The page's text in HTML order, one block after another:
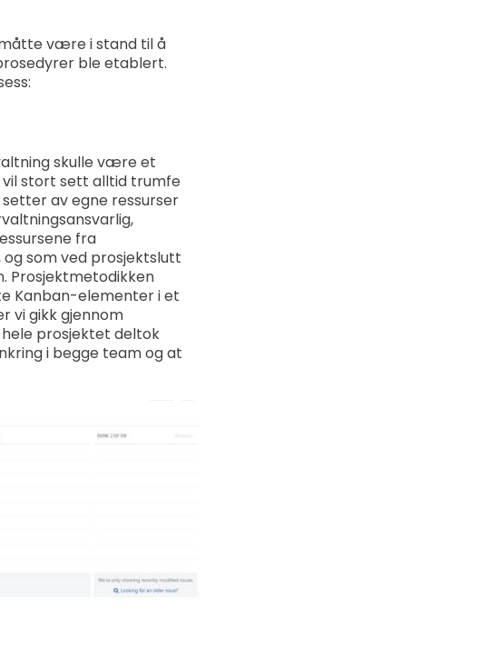
være i stand til å
ble etablert.
skulle være et
stort sett alltid trumfe
av egne ressurser
fra
som ved prosjektslutt
Prosjektmetodikken
Kanban-elementer i et
vi gikk gjennom
prosjektet deltok
i begge team og at